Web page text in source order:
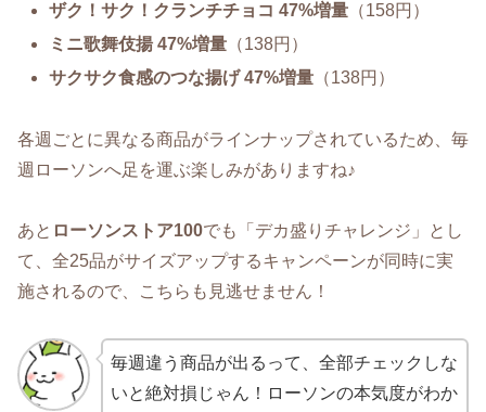
ザク！サク！クランチチョコ 47%増量 （158円）
ミニ歌舞伎揚 47%増量 （138円）
サクサク食感のつな揚げ 47%増量 （138円）
各週ごとに異なる商品がラインナップされているため、毎
週ローソンへ足を運ぶ楽しみがありますね♪
あと ローソンストア100でも「デカ盛りチャレンジ」とし
て、全25品がサイズアップするキャンペーンが同時に実
施されるので、こちらも見逃せません！
毎週違う商品が出るって、全部チェックしな
いと絶対損じゃん！ローソンの本気度がわか